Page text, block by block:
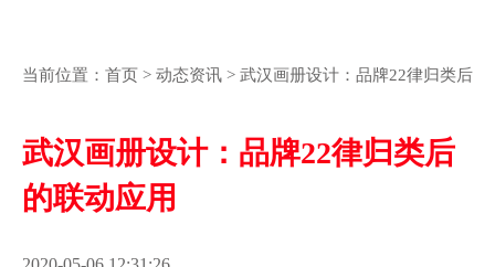
当前位置： 首页 > 动态资讯 > 武汉画册设计：品牌22律归类后的
武汉画册设计：品牌22律归类后
的联动应用